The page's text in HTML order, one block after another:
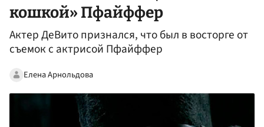
кошкой» Пфайффер
Актер ДеВито признался, что был в восторге от
съемок с актрисой Пфайффер
Елена Арнольдова